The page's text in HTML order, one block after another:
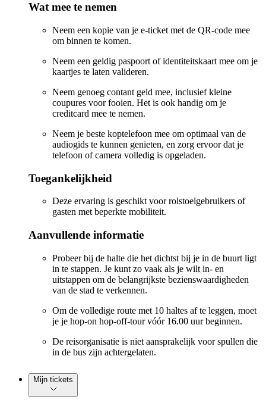
Wat mee te nemen
Neem een kopie van je e-ticket met de QR-code mee
om binnen te komen.
Neem een geldig paspoort of identiteitskaart mee om je
kaartjes te laten valideren.
Neem genoeg contant geld mee, inclusief kleine
coupures voor fooien. Het is ook handig om je
creditcard mee te nemen.
Neem je beste koptelefoon mee om optimaal van de
audiogids te kunnen genieten, en zorg ervoor dat je
telefoon of camera volledig is opgeladen.
Toegankelijkheid
Deze ervaring is geschikt voor rolstoelgebruikers of
gasten met beperkte mobiliteit.
Aanvullende informatie
Probeer bij de halte die het dichtst bij je in de buurt ligt
in te stappen. Je kunt zo vaak als je wilt in- en
uitstappen om de belangrijkste bezienswaardigheden
van de stad te verkennen.
Om de volledige route met 10 haltes af te leggen, moet
je je hop-on hop-off-tour vóór 16.00 uur beginnen.
De reisorganisatie is niet aansprakelijk voor spullen die
in de bus zijn achtergelaten.
Mijn tickets